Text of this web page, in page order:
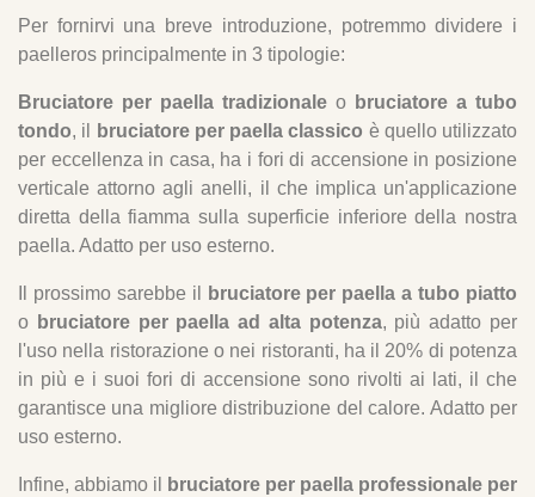
Per fornirvi una breve introduzione, potremmo dividere i
paelleros principalmente in 3 tipologie:
Bruciatore per paella tradizionale o bruciatore a tubo
tondo, il bruciatore per paella classico è quello utilizzato
per eccellenza in casa, ha i fori di accensione in posizione
verticale attorno agli anelli, il che implica un'applicazione
diretta della fiamma sulla superficie inferiore della nostra
paella. Adatto per uso esterno.
Il prossimo sarebbe il
bruciatore per paella a tubo piatto
o bruciatore per paella ad alta potenza, più adatto per
l'uso nella ristorazione o nei ristoranti, ha il 20% di potenza
in più e i suoi fori di accensione sono rivolti ai lati, il che
garantisce una migliore distribuzione del calore. Adatto per
uso esterno.
Infine, abbiamo il
bruciatore per paella professionale per